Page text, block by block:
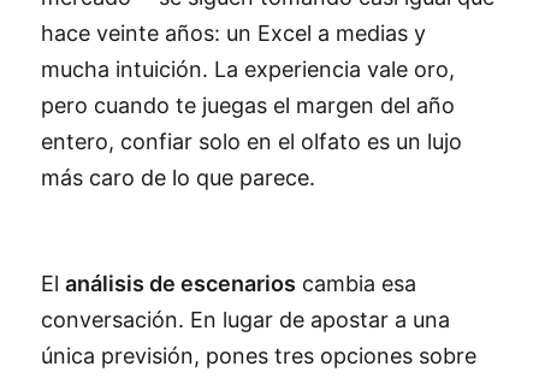
hace veinte años: un Excel a medias y
mucha intuición. La experiencia vale oro,
pero cuando te juegas el margen del año
entero, confiar solo en el olfato es un lujo
más caro de lo que parece.
El análisis de escenarios cambia esa
conversación. En lugar de apostar a una
única previsión, pones tres opciones sobre